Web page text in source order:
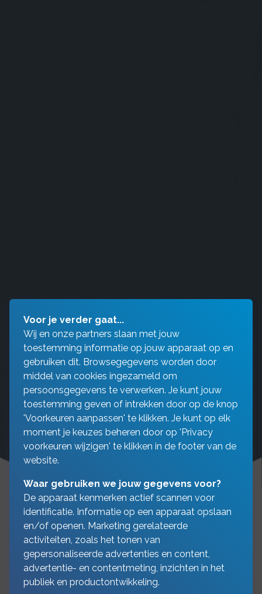
Wat kunt u nog meer doen
naast uw
basisverzekering?
Voor je verder gaat...
Wij en onze partners slaan met jouw
toestemming informatie op jouw apparaat op en
gebruiken dit. Browsegegevens worden door
middel van cookies ingezameld om
persoonsgegevens te verwerken. Je kunt jouw
toestemming geven of intrekken door op de knop
'Voorkeuren aanpassen' te klikken. Je kunt op elk
moment je keuzes beheren door op 'Privacy
voorkeuren wijzigen' te klikken in de footer van de
website.
Waar gebruiken we jouw gegevens voor?
De apparaat kenmerken actief scannen voor
identificatie. Informatie op een apparaat opslaan
en/of openen. Marketing gerelateerde
activiteiten, zoals het tonen van
gepersonaliseerde advertenties en content,
advertentie- en contentmeting, inzichten in het
publiek en productontwikkeling.